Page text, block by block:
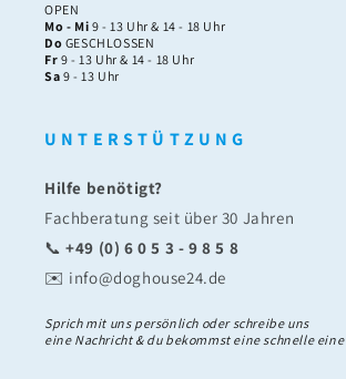
OPEN
Mo - Mi 9 - 13 Uhr & 14 - 18 Uhr
Do GESCHLOSSEN
Fr 9 - 13 Uhr & 14 - 18 Uhr
Sa 9 - 13 Uhr
U N T E R S T Ü T Z U N G
Hilfe benötigt?
Fachberatung seit über 30 Jahren
📞+49 (0) 6 0 5 3 - 9 8 5 8
✉️ info@doghouse24.de
Sprich mit uns persönlich oder schreibe uns
eine Nachricht & du bekommst eine schnelle